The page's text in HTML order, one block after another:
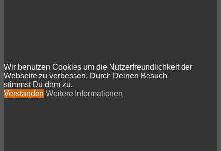
Wir benutzen Cookies um die Nutzerfreundlichkeit der
Webseite zu verbessen. Durch Deinen Besuch
stimmst Du dem zu.
Verstanden Weitere Informationen